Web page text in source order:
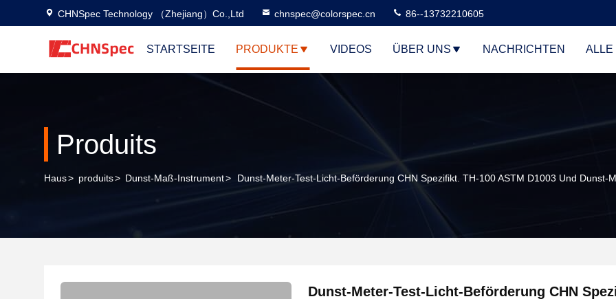
CHNSpec Technology （Zhejiang）Co.,Ltd chnspec@colorspec.cn 86--13732210605
STARTSEITE PRODUKTE VIDEOS ÜBER UNS NACHRICHTEN ALLE
Produits
Haus> produits> Dunst-Maß-Instrument> Dunst-Meter-Test-Licht-Beförderung CHN Spezifikt. TH-100 ASTM D1003 Und Dunst-
Dunst-Meter-Test-Licht-Beförderung CHN